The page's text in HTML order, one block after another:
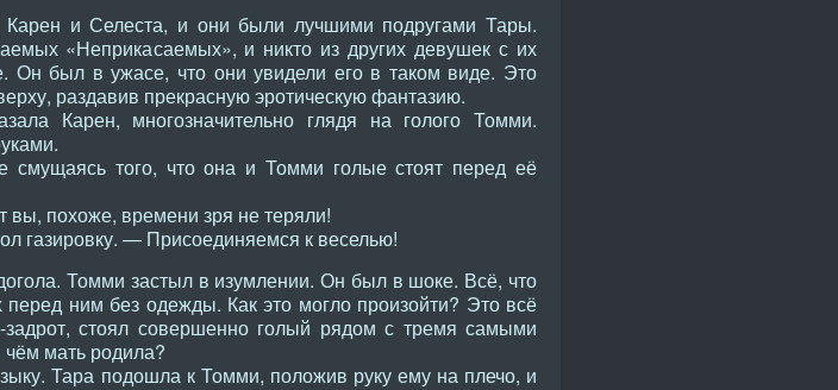
и Селеста, и они были лучшими подругами Тары.
«Неприкасаемых», и никто из других девушек с их
Он был в ужасе, что они увидели его в таком виде. Это
раздавив прекрасную эротическую фантазию.
Карен, многозначительно глядя на голого Томми.
того, что она и Томми голые стоят перед её
похоже, времени зря не теряли!
газировку. — Присоединяемся к веселью!
Томми застыл в изумлении. Он был в шоке. Всё, что
ним без одежды. Как это могло произойти? Это всё
стоял совершенно голый рядом с тремя самыми
мать родила?
Тара подошла к Томми, положив руку ему на плечо, и